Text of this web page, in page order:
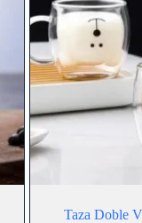
Taza Doble